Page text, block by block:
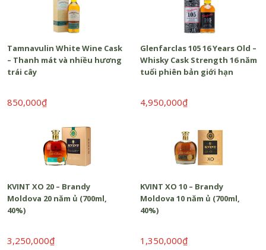
Tamnavulin White Wine Cask
– Thanh mát và nhiều hương
trái cây
850,000₫
Glenfarclas 105 16 Years Old –
Whisky Cask Strength 16 năm
tuổi phiên bản giới hạn
4,950,000₫
KVINT XO 20 – Brandy
Moldova 20 năm ủ (700ml,
40%)
3,250,000₫
KVINT XO 10 – Brandy
Moldova 10 năm ủ (700ml,
40%)
1,350,000₫